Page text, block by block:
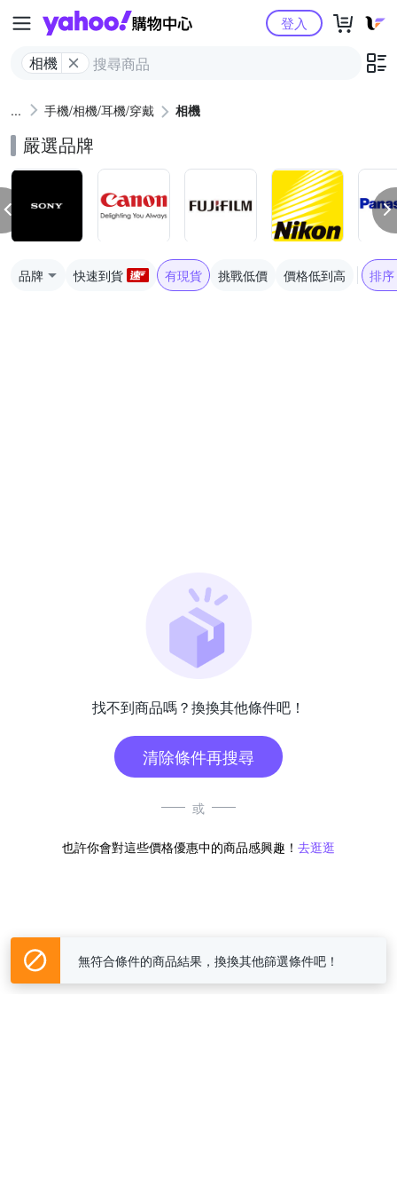
Yahoo購物中心
相機
登入
手機/相機/耳機/穿戴 相機
嚴選品牌
品牌 快速到貨 有現貨 挑戰低價 價格低到高 排序
找不到商品嗎？換換其他條件吧！
清除條件再搜尋
或
也許你會對這些價格優惠中的商品感興趣！ 去逛逛
無符合條件的商品結果，換換其他篩選條件吧！